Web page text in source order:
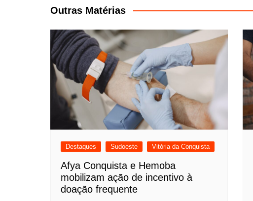
Post
Outras Matérias
Destaques Sudoeste Vitória da Conquista
Afya Conquista e Hemoba
mobilizam ação de incentivo à
doação frequente